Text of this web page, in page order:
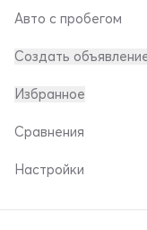
Авто с пробегом
Создать
Избранное
Сравнения
Настройки